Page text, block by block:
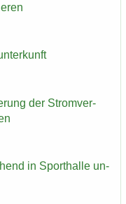
der Strom­ver­
in Sport­hal­le un­